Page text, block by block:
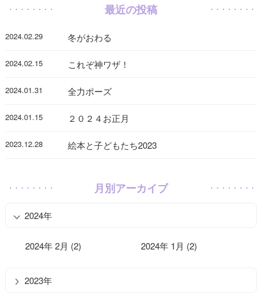
最近の投稿
2024.02.29 冬がおわる
2024.02.15 これぞ神ワザ！
2024.01.31 全力ポーズ
2024.01.15 ２０２４お正月
2023.12.28 絵本と子どもたち2023
月別アーカイブ
2024年
2024年 2月 (2) 2024年 1月 (2)
2023年